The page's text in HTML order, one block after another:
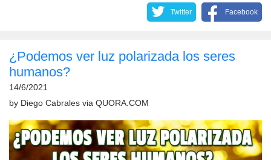
Twitter Facebook
¿Podemos ver luz polarizada los seres
humanos?
14/6/2021
by Diego Cabrales via QUORA.COM